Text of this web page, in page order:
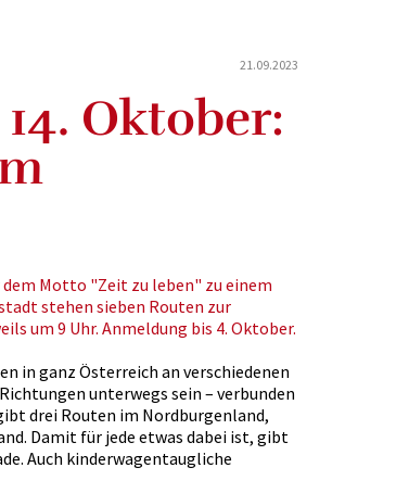
21.09.2023
Oktober:
Motto "Zeit zu leben" zu einem
stehen sieben Routen zur
um 9 Uhr. Anmeldung bis 4. Oktober.
in ganz Österreich an verschiedenen
unterwegs sein – verbunden
drei Routen im Nordburgenland,
Damit für jede etwas dabei ist, gibt
Auch kinderwagentaugliche